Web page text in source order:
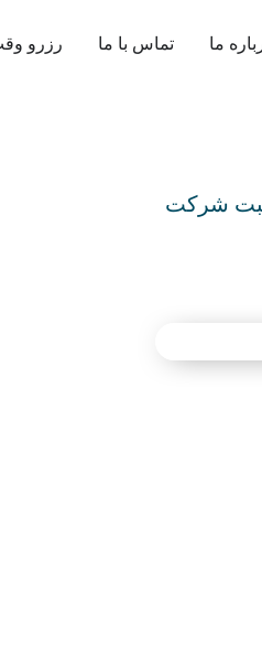
ما تماس با ما رزرو
شرکت